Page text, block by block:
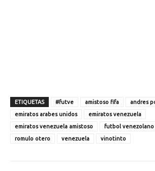
ETIQUETAS #futve amistoso fifa andres
emiratos arabes unidos
emiratos venezuela
emiratos venezuela amistoso
futbol venezolano
romulo otero
venezuela vinotinto